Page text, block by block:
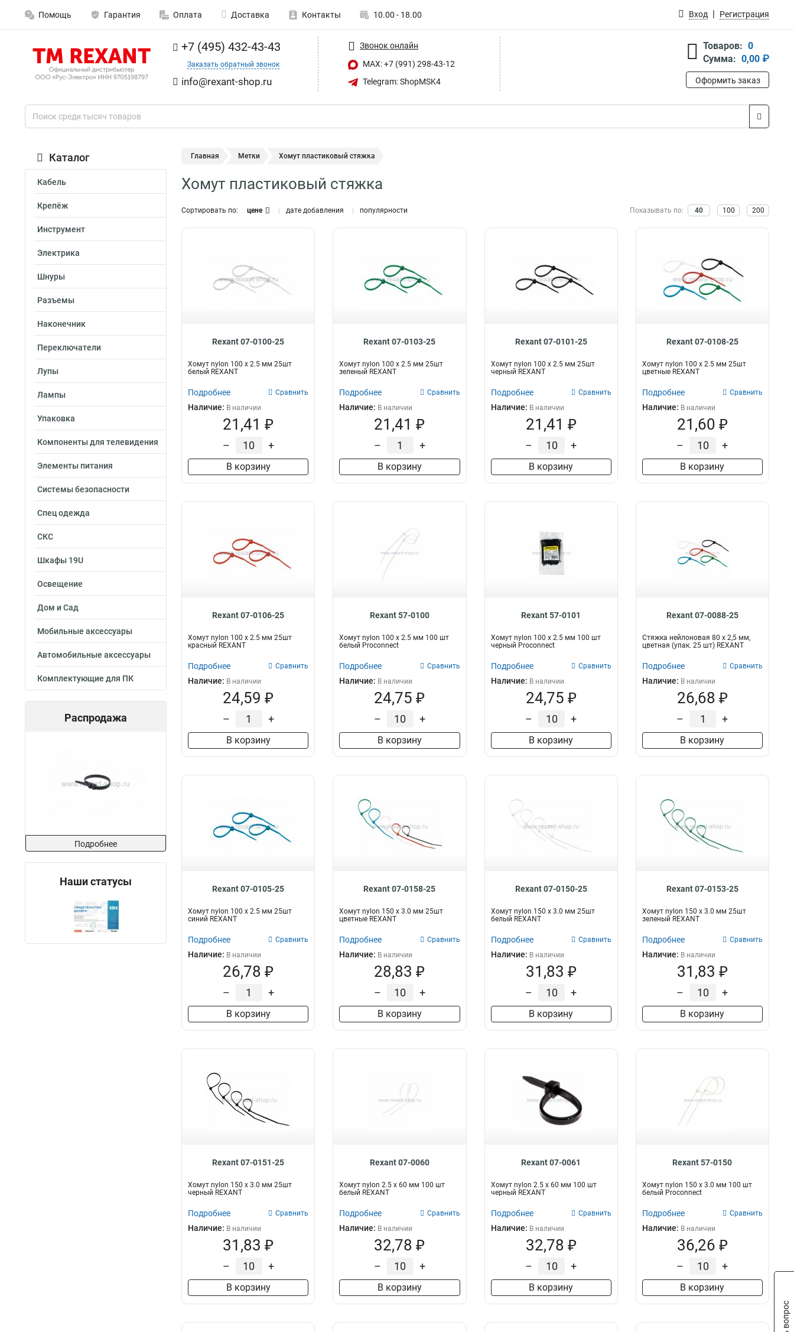
Помощь Гарантия Оплата Доставка Контакты 10.00 - 18.00 Вход Регистрация
+7 (495) 432-43-43
Заказать обратный звонок
info@rexant-shop.ru
Звонок онлайн
MAX: +7 (991) 298-43-12
Telegram: ShopMSK4
Товаров: 0
Сумма: 0,00 ₽
Оформить заказ
Каталог
Кабель
Крепёж
Инструмент
Электрика
Шнуры
Разъемы
Наконечник
Переключатели
Лупы
Лампы
Упаковка
Компоненты для телевидения
Элементы питания
Системы безопасности
Спец одежда
СКС
Шкафы 19U
Освещение
Дом и Сад
Мобильные аксессуары
Автомобильные аксессуары
Комплектующие для ПК
Распродажа
Подробнее
Наши статусы
Главная Метки Хомут пластиковый стяжка
Хомут пластиковый стяжка
Сортировать по: цене дате добавления популярности Показывать по: 40 100 200
Rexant 07-0100-25
Хомут nylon 100 х 2.5 мм 25шт
белый REXANT
Подробнее Сравнить
Наличие: В наличии
21,41 ₽
– +
В корзину
Rexant 07-0103-25
Хомут nylon 100 х 2.5 мм 25шт
зеленый REXANT
Подробнее Сравнить
Наличие: В наличии
21,41 ₽
– +
В корзину
Rexant 07-0101-25
Хомут nylon 100 х 2.5 мм 25шт
черный REXANT
Подробнее Сравнить
Наличие: В наличии
21,41 ₽
– +
В корзину
Rexant 07-0108-25
Хомут nylon 100 х 2.5 мм 25шт
цветные REXANT
Подробнее Сравнить
Наличие: В наличии
21,60 ₽
– +
В корзину
Rexant 07-0106-25
Хомут nylon 100 х 2.5 мм 25шт
красный REXANT
Подробнее Сравнить
Наличие: В наличии
24,59 ₽
– +
В корзину
Rexant 57-0100
Хомут nylon 100 х 2.5 мм 100 шт
белый Proconnect
Подробнее Сравнить
Наличие: В наличии
24,75 ₽
– +
В корзину
Rexant 57-0101
Хомут nylon 100 х 2.5 мм 100 шт
черный Proconnect
Подробнее Сравнить
Наличие: В наличии
24,75 ₽
– +
В корзину
Rexant 07-0088-25
Стяжкa нeйлонoвая 80 x 2,5 мм,
цветная (упак. 25 шт) REXANT
Подробнее Сравнить
Наличие: В наличии
26,68 ₽
– +
В корзину
Rexant 07-0105-25
Хомут nylon 100 х 2.5 мм 25шт
синий REXANT
Подробнее Сравнить
Наличие: В наличии
26,78 ₽
– +
В корзину
Rexant 07-0158-25
Хомут nylon 150 х 3.0 мм 25шт
цветные REXANT
Подробнее Сравнить
Наличие: В наличии
28,83 ₽
– +
В корзину
Rexant 07-0150-25
Хомут nylon 150 х 3.0 мм 25шт
белый REXANT
Подробнее Сравнить
Наличие: В наличии
31,83 ₽
– +
В корзину
Rexant 07-0153-25
Хомут nylon 150 х 3.0 мм 25шт
зеленый REXANT
Подробнее Сравнить
Наличие: В наличии
31,83 ₽
– +
В корзину
Rexant 07-0151-25
Хомут nylon 150 х 3.0 мм 25шт
черный REXANT
Подробнее Сравнить
Наличие: В наличии
31,83 ₽
– +
В корзину
Rexant 07-0060
Хомут nylon 2.5 х 60 мм 100 шт
белый REXANT
Подробнее Сравнить
Наличие: В наличии
32,78 ₽
– +
В корзину
Rexant 07-0061
Хомут nylon 2.5 х 60 мм 100 шт
черный REXANT
Подробнее Сравнить
Наличие: В наличии
32,78 ₽
– +
В корзину
Rexant 57-0150
Хомут nylon 150 х 3.0 мм 100 шт
белый Proconnect
Подробнее Сравнить
Наличие: В наличии
36,26 ₽
– +
В корзину